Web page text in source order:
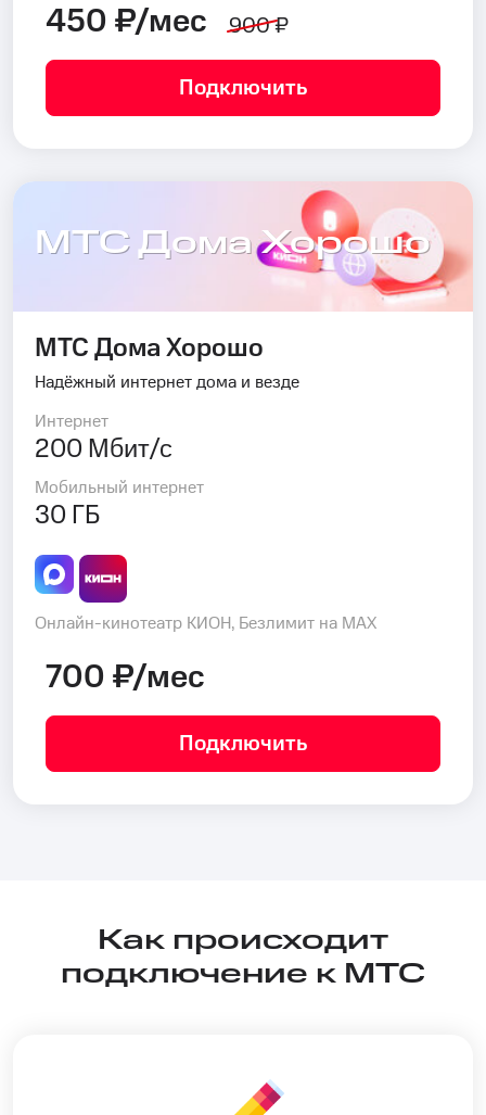
450 ₽/мес 900 ₽
Подключить
МТС Дома Хорошо
МТС Дома Хорошо
Надёжный интернет дома и везде
Интернет
200 Мбит/с
Мобильный интернет
30 ГБ
Онлайн-кинотеатр КИОН, Безлимит на MAX
700 ₽/мес
Подключить
Как происходит
подключение к МТС